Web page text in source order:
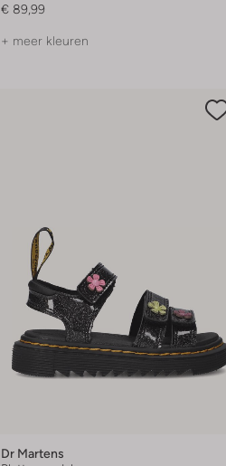
€ 89,99
+ meer kleuren
Dr Martens